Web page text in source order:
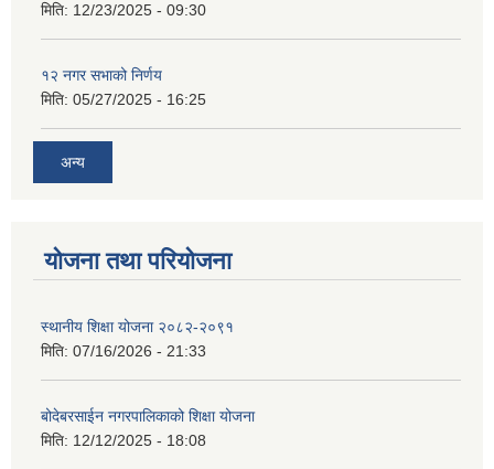
मिति: 12/23/2025 - 09:30
१२ नगर सभाको निर्णय
मिति: 05/27/2025 - 16:25
अन्य
योजना तथा परियोजना
स्थानीय शिक्षा योजना २०८२-२०९१
मिति: 07/16/2026 - 21:33
बोदेबरसाईन नगरपालिकाको शिक्षा योजना
मिति: 12/12/2025 - 18:08